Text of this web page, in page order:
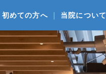
初めての方へ 当院について